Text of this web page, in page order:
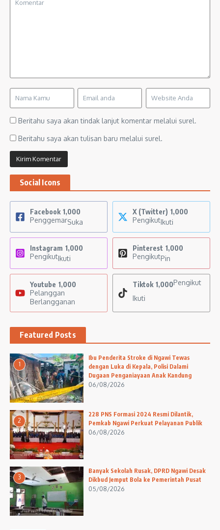
Beritahu saya akan tindak lanjut komentar melalui surel.
Beritahu saya akan tulisan baru melalui surel.
Social Icons
Facebook 1,000
PenggemarSuka
X (Twitter) 1,000
PengikutIkuti
Instagram 1,000
PengikutIkuti
Pinterest 1,000
PengikutPin
Youtube 1,000
Pelanggan
Berlangganan
Tiktok 1,000Pengikut
Ikuti
Featured Posts
1
Ibu Penderita Stroke di Ngawi Tewas
dengan Luka di Kepala, Polisi Dalami
Dugaan Penganiayaan Anak Kandung
06/08/2026
2
228 PNS Formasi 2024 Resmi Dilantik,
Pemkab Ngawi Perkuat Pelayanan Publik
06/08/2026
3
Banyak Sekolah Rusak, DPRD Ngawi Desak
Dikbud Jemput Bola ke Pemerintah Pusat
05/08/2026